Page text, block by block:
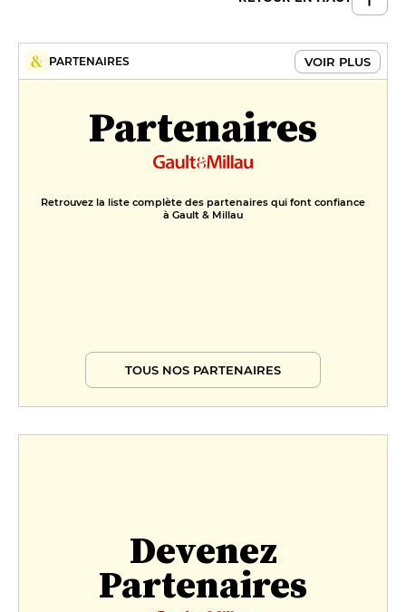
PARTENAIRES VOIR PLUS
Partenaires
Retrouvez la liste complète des partenaires qui font confiance
à Gault & Millau
TOUS NOS PARTENAIRES
Devenez
Partenaires